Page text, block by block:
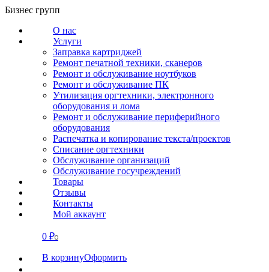
Перейти
содержанию
Бизнес групп
О нас
Услуги
Заправка картриджей
Ремонт печатной техники, сканеров
Ремонт и обслуживание ноутбуков
Ремонт и обслуживание ПК
Утилизация оргтехники, электронного
оборудования и лома
Ремонт и обслуживание периферийного
оборудования
Распечатка и копирование текста/проектов
Списание оргтехники
Обслуживание организаций
Обслуживание госучреждений
Товары
Отзывы
Контакты
Мой аккаунт
0 ₽0
В корзинуОформить
СВЯЗАТЬСЯ
О нас